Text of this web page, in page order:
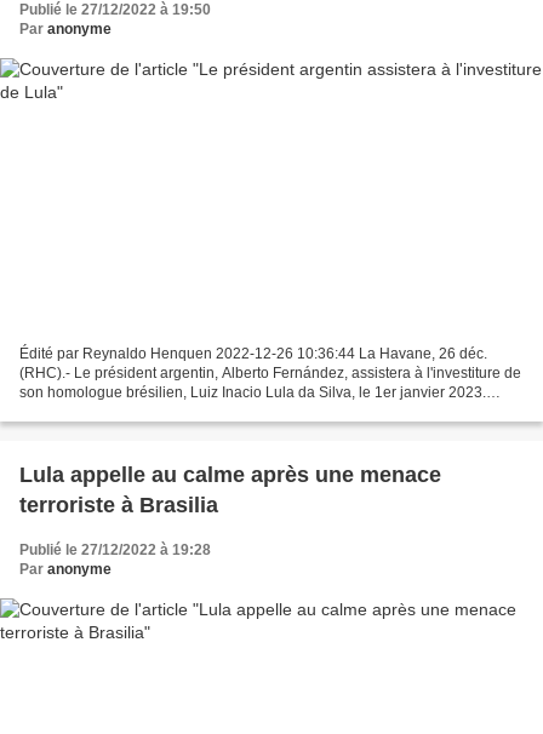
Publié le 27/12/2022 à 19:50
Par anonyme
Édité par Reynaldo Henquen 2022-12-26 10:36:44 La Havane, 26 déc.
(RHC).- Le président argentin, Alberto Fernández, assistera à l'investiture de
son homologue brésilien, Luiz Inacio Lula da Silva, le 1er janvier 2023.
Lula appelle au calme après une menace
terroriste à Brasilia
Publié le 27/12/2022 à 19:28
Par anonyme